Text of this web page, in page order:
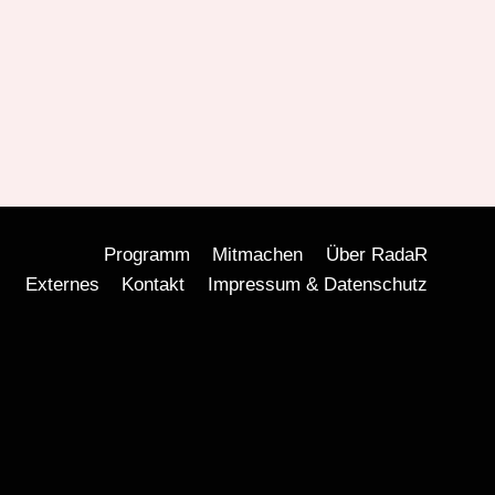
Programm Mitmachen
Über RadaR
Externes
Kontakt Impressum & Datenschutz